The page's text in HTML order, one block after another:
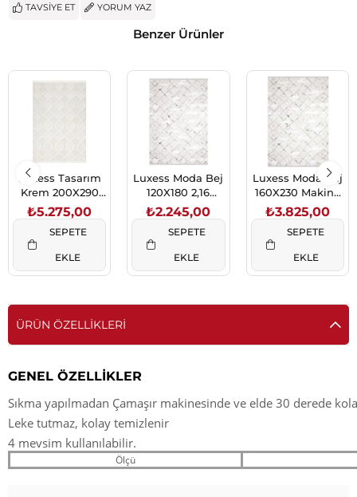
TAVSIYE ET YORUM YAZ
Benzer Ürünler
Luxess Tasarım
Krem 200X290
5,8 M2 (1040)
₺5.275,00
SEPETE
EKLE
Luxess Moda Bej
120X180 2,16
(1043)
₺2.245,00
SEPETE
EKLE
Luxess Moda Bej
160X230 Makine
Halısı (1043)
₺3.825,00
SEPETE
EKLE
ÜRÜN ÖZELLIKLERI
GENEL ÖZELLİKLER
Sıkma yapılmadan Çamaşır makinesinde ve elde 30 derede
Leke tutmaz, kolay temizlenir
4 mevsim kullanılabilir.
Ölçü